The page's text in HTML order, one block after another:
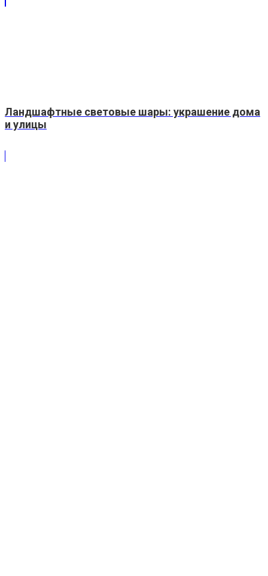
Ландшафтные световые шары: украшение дома
и улицы